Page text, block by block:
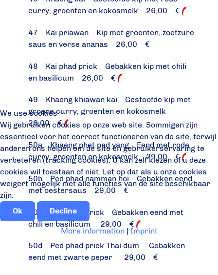
curry, groenten en kokosmelk 26,00 €
47 Kai priawan Kip met groenten, zoetzure
saus en verse ananas 26,00 €
48 Kai phad prick Gebakken kip met chili
en basilicum 26,00 €
49 Khaeng khiawan kai Gestoofde kip met
groene curry, groenten en kokosmelk
26,00 €
50a Khaeng phet ped yang Eend met rode
curry, groenten en kokosmelk 29,00 €
50b Ped phad namman hoi Gebakken eend
met oestersaus 29,00 €
50c Ped phad prick Gebakken eend met
chili en basilicum 29,00 €
50d Ped phad prick Thai dum Gebakken
eend met zwarte peper 29,00 €
We use cookies
Wij gebruiken cookies op onze web site. Sommigen zijn
essentieel voor het correct functioneren van de site, terwijl
anderen ons helpen om de site en gebruikerservaring te
verbeteren (tracking cookies). U kan zelf kiezen of u deze
cookies wil toestaan of niet. Let op dat als u onze cookies
weigert mogelijk niet alle functies van de site beschikbaar
zijn.
Ok
Decline
More information| Imprint